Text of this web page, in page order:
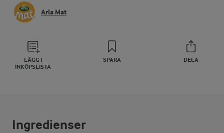
Arla Mat
LÄGG I
INKÖPSLISTA
SPARA DELA
Ingredienser